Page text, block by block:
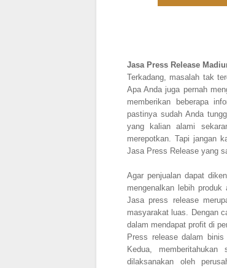
Jasa Press Release
Terkadang, masalah tak
Apa Anda juga pernah
memberikan beberapa
pastinya sudah Anda
yang kalian alami
merepotkan. Tapi jangan
Jasa Press Release yang
Agar penjualan dapat
mengenalkan lebih
Jasa press release
masyarakat luas. Dengan
dalam mendapat profit di
Press release dalam binis
Kedua,
dilaksanakan oleh